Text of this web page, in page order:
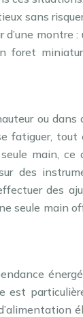
sans
montre :
foret
ou
fatiguer, tout
main,
des
des
seule main
est